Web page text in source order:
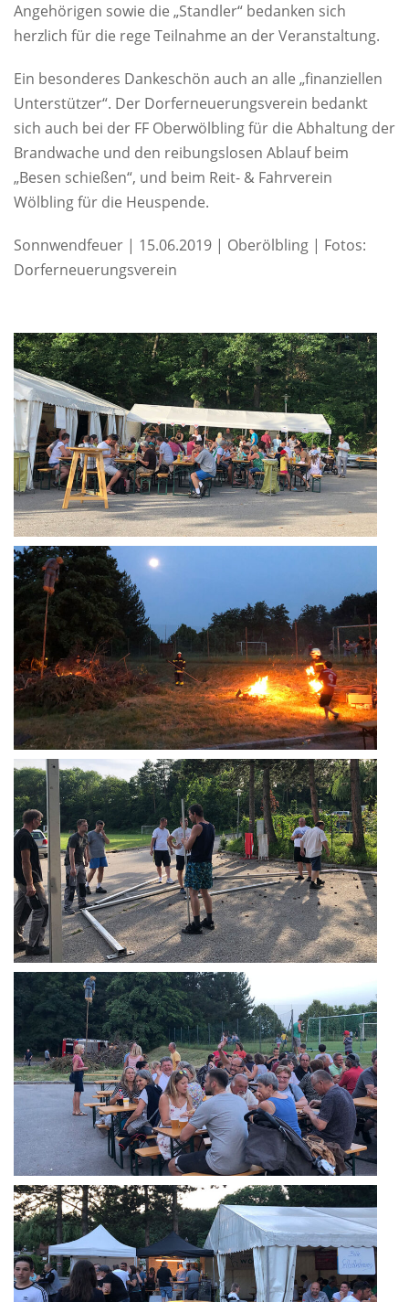
Angehörigen sowie die „Standler“ bedanken sich
herzlich für die rege Teilnahme an der Veranstaltung.
Ein besonderes Dankeschön auch an alle „finanziellen
Unterstützer“. Der Dorferneuerungsverein bedankt
sich auch bei der FF Oberwölbling für die Abhaltung der
Brandwache und den reibungslosen Ablauf beim
„Besen schießen“, und beim Reit- & Fahrverein
Wölbling für die Heuspende.
Sonnwendfeuer | 15.06.2019 | Oberölbling | Fotos:
Dorferneuerungsverein